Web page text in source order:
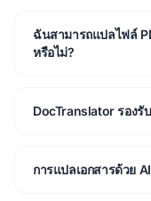
ฉันสามารถแปลไฟล์
หรือไม่?
DocTranslator รองรั
การแปลเอกสารด้วย